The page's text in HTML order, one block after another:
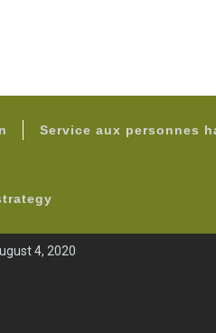
Service aux personnes
4, 2020